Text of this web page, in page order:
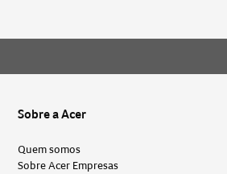
Sobre a Acer
Quem somos
Sobre Acer Empresas